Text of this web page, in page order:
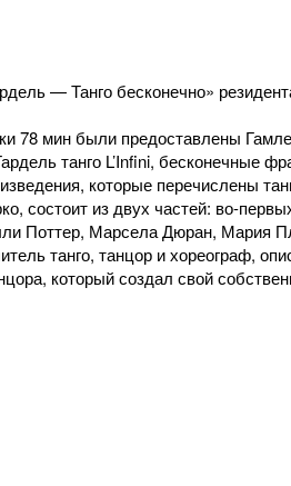
— Танго бесконечно»
78 мин были предоставлены
танго L’Infini, бесконечные
которые перечислены
состоит из двух частей: во-
Поттер, Марсела Дюран, Мария
танго, танцор и хореограф,
который создал свой